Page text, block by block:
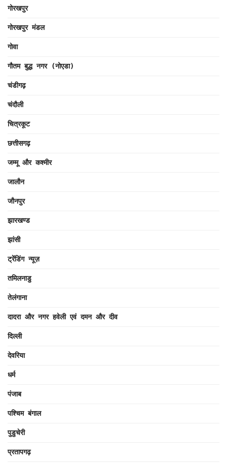
गोरखपुर
गोरखपुर मंडल
गोवा
गौतम बुद्ध नगर (नोएडा)
चंडीगढ़
चंदौली
चित्रकूट
छत्तीसगढ़
जम्मू और कश्मीर
जालौन
जौनपुर
झारखण्ड
झांसी
ट्रेंडिंग न्यूज़
तमिलनाडु
तेलंगाना
दादरा और नगर हवेली एवं दमन और दीव
दिल्ली
देवरिया
धर्म
पंजाब
पश्चिम बंगाल
पुडुचेरी
प्रतापगढ़